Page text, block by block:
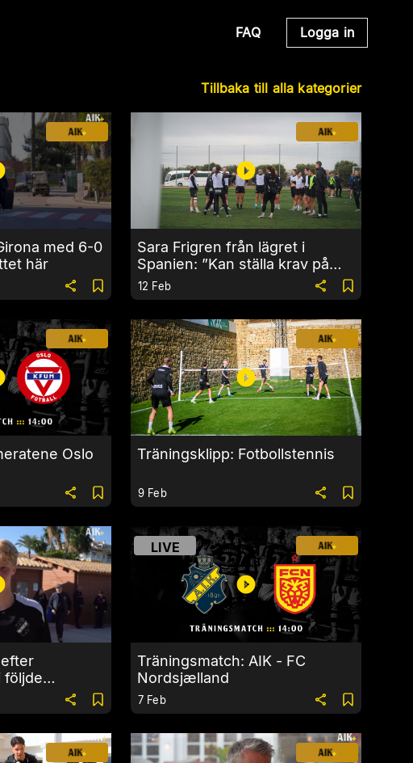
FAQ Logga in
Tillbaka till alla kategorier
med 6-0
här
Sara Frigren från lägret i
Spanien: ”Kan ställa krav på
varandra”
12 Feb
Oslo Träningsklipp: Fotbollstennis
9 Feb
följde
bra”
LIVE
Träningsmatch: AIK - FC
Nordsjælland
7 Feb